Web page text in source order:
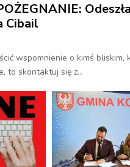
Cibail
wspomnienie o kimś bliskim,
to skontaktuj się z...